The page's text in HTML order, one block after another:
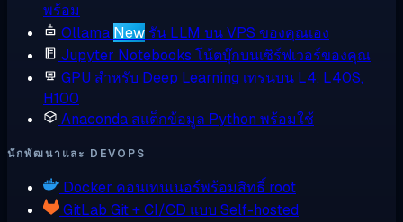
พร้อม
Ollama New รัน LLM บน VPS ของคุณเอง
Jupyter Notebooks โน้ตบุ๊กบนเซิร์ฟเวอร์ของคุณ
GPU สำหรับ Deep Learning เทรนบน L4, L40S,
H100
Anaconda สแต็กข้อมูล Python พร้อมใช้
นักพัฒนาและ DEVOPS
Docker คอนเทนเนอร์พร้อมสิทธิ์ root
GitLab Git + CI/CD แบบ Self-hosted